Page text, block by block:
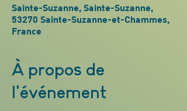
Sainte-Suzanne, Sainte-Suzanne,
53270 Sainte-Suzanne-et-Chammes,
France
À propos de
l'événement